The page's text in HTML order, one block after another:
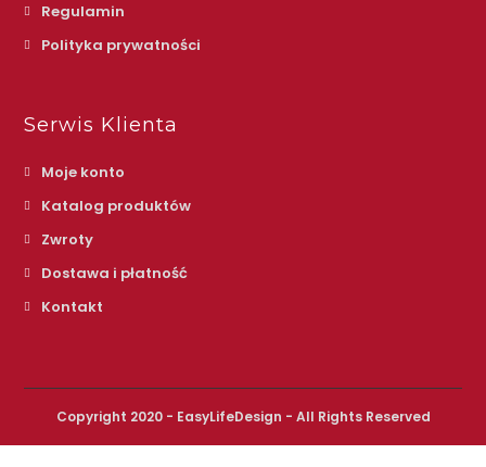
Regulamin
Polityka prywatności
Serwis Klienta
Moje konto
Katalog produktów
Zwroty
Dostawa i płatność
Kontakt
Copyright 2020 - EasyLifeDesign - All Rights Reserved